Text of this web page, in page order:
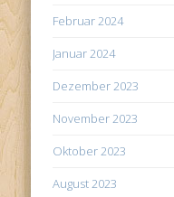
Februar 2024
Januar 2024
Dezember 2023
November 2023
Oktober 2023
August 2023